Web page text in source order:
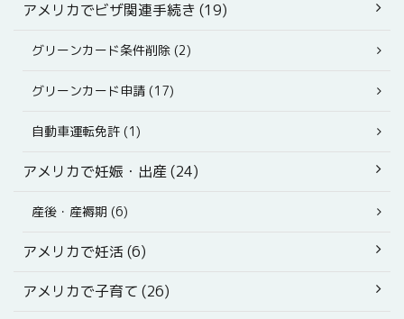
アメリカでビザ関連手続き (19)
グリーンカード条件削除 (2)
グリーンカード申請 (17)
自動車運転免許 (1)
アメリカで妊娠・出産 (24)
産後・産褥期 (6)
アメリカで妊活 (6)
アメリカで子育て (26)